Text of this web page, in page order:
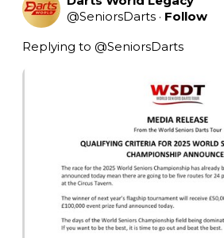
@SeniorsDarts · Follow
Replying to @SeniorsDarts